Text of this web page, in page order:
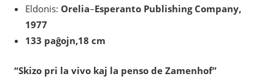
Eldonis: Orelia–Esperanto Publishing Company,
1977
133 paĝojn,18 cm
“Skizo pri la vivo kaj la penso de Zamenhof”